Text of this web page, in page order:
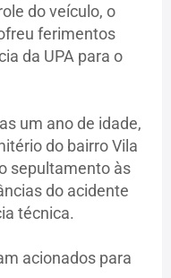
do veículo, o
ferimentos
da UPA para o
um ano de idade,
do bairro Vila
sepultamento às
do acidente
técnica.
acionados para